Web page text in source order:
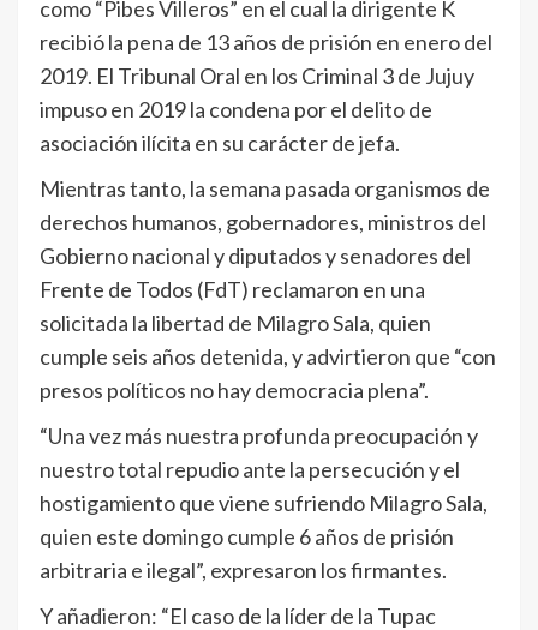
como “Pibes Villeros” en el cual la dirigente K
recibió la pena de 13 años de prisión en enero del
2019. El Tribunal Oral en los Criminal 3 de Jujuy
impuso en 2019 la condena por el delito de
asociación ilícita en su carácter de jefa.
Mientras tanto, la semana pasada organismos de
derechos humanos, gobernadores, ministros del
Gobierno nacional y diputados y senadores del
Frente de Todos (FdT) reclamaron en una
solicitada la libertad de Milagro Sala, quien
cumple seis años detenida, y advirtieron que “con
presos políticos no hay democracia plena”.
“Una vez más nuestra profunda preocupación y
nuestro total repudio ante la persecución y el
hostigamiento que viene sufriendo Milagro Sala,
quien este domingo cumple 6 años de prisión
arbitraria e ilegal”, expresaron los firmantes.
Y añadieron: “El caso de la líder de la Tupac